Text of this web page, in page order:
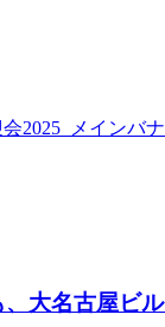
大名古屋ビ